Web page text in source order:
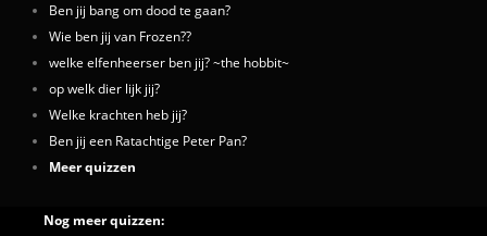
Ben jij bang om dood te gaan?
Wie ben jij van Frozen??
welke elfenheerser ben jij? ~the hobbit~
op welk dier lijk jij?
Welke krachten heb jij?
Ben jij een Ratachtige Peter Pan?
Meer quizzen
Nog meer quizzen: